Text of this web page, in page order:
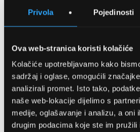
Privola Pojedinosti
Ova web-stranica koristi kolačiće
Kolačiće upotrebljavamo kako
sadržaj i oglase, omogućili
analizirali promet. Isto tako,
naše web-lokacije dijelimo s
medije, oglašavanje i analizu, a oni
drugim podacima koje ste im pružili
SPREMITE NA
Detalji
Podijeli s prijateljima